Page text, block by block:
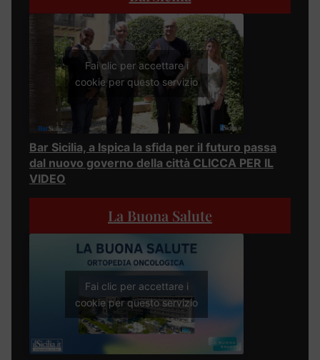
Fai clic per accettare i
cookie per questo servizio
Bar Sicilia, a Ispica la sfida per il futuro passa
dal nuovo governo della città CLICCA PER IL
VIDEO
La Buona Salute
Fai clic per accettare i
cookie per questo servizio